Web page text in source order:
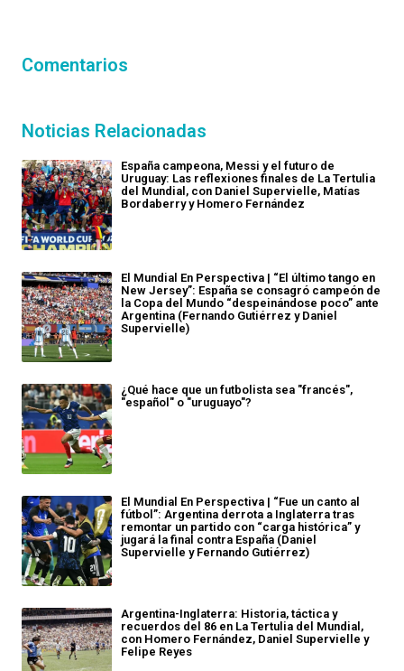
Comentarios
Noticias Relacionadas
España campeona, Messi y el futuro de
Uruguay: Las reflexiones finales de La Tertulia
del Mundial, con Daniel Supervielle, Matías
Bordaberry y Homero Fernández
El Mundial En Perspectiva | “El último tango en
New Jersey”: España se consagró campeón de
la Copa del Mundo “despeinándose poco” ante
Argentina (Fernando Gutiérrez y Daniel
Supervielle)
¿Qué hace que un futbolista sea "francés",
"español" o "uruguayo"?
El Mundial En Perspectiva | “Fue un canto al
fútbol”: Argentina derrota a Inglaterra tras
remontar un partido con “carga histórica” y
jugará la final contra España (Daniel
Supervielle y Fernando Gutiérrez)
Argentina-Inglaterra: Historia, táctica y
recuerdos del 86 en La Tertulia del Mundial,
con Homero Fernández, Daniel Supervielle y
Felipe Reyes